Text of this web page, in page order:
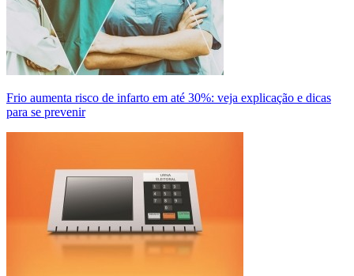
Frio aumenta risco de infarto em até 30%: veja explicação e dicas
para se prevenir